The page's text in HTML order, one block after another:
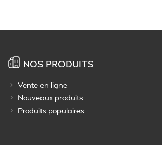
NOS PRODUITS
Vente en ligne
Nouveaux produits
Produits populaires